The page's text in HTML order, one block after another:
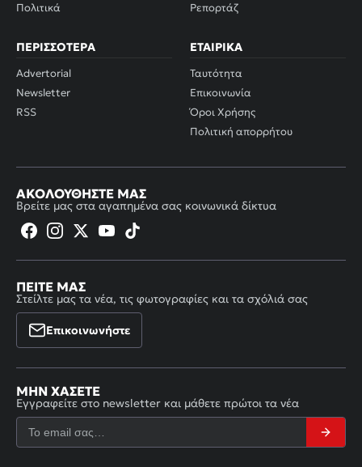
Πολιτικά
Ρεπορτάζ
ΠΕΡΙΣΣΌΤΕΡΑ
Advertorial
Newsletter
RSS
ΕΤΑΙΡΙΚΆ
Ταυτότητα
Επικοινωνία
Όροι Χρήσης
Πολιτική απορρήτου
ΑΚΟΛΟΥΘΉΣΤΕ ΜΑΣ
Βρείτε μας στα αγαπημένα σας κοινωνικά δίκτυα
ΠΕΊΤΕ ΜΑΣ
Στείλτε μας τα νέα, τις φωτογραφίες και τα σχόλιά σας
Επικοινωνήστε
ΜΗΝ ΧΆΣΕΤΕ
Εγγραφείτε στο newsletter και μάθετε πρώτοι τα νέα